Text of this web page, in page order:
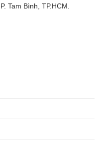
Tam Bình, TP.HCM.